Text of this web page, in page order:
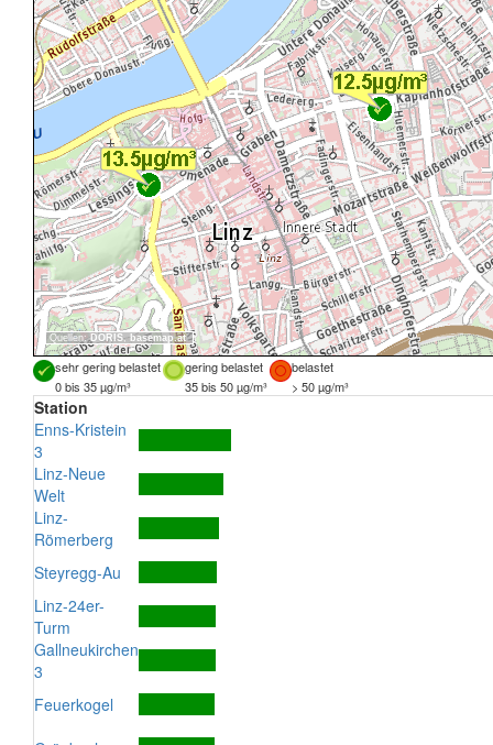
Quellen:DORIS, basemap.at
sehr gering belastet gering belastet
belastet
0 bis 35 µg/m³
35 bis 50 µg/m³ > 50 µg/m³
Station
Enns-Kristein
3
Linz-Neue
Welt
Linz-
Römerberg
Steyregg-Au
Linz-24er-
Turm
Gallneukirchen
3
Feuerkogel